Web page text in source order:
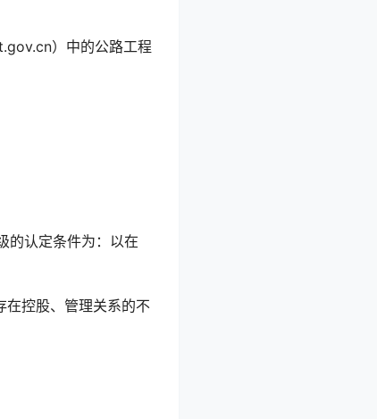
）中的公路工程
的认定条件为：以在
在控股、管理关系的不